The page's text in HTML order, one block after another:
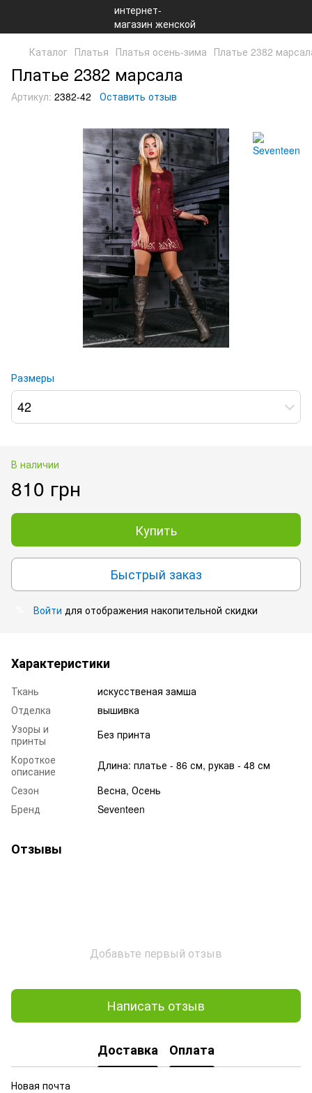
Каталог Платья Платья осень-зима Платье 2382
Платье 2382 марсала
Артикул: 2382-42 Оставить отзыв
Размеры
42
В наличии
810 грн
Купить
Быстрый заказ
Войти для отображения накопительной скидки
Характеристики
Ткань
искусственая замша
Отделка
вышивка
Узоры и
принты
Без принта
Короткое
описание
Длина: платье - 86 см, рукав - 48 см
Сезон
Весна, Осень
Бренд
Seventeen
Отзывы
Добавьте первый отзыв
Написать отзыв
Доставка Оплата
Новая почта